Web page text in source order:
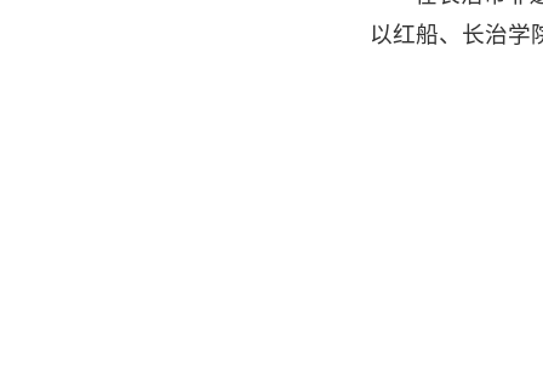
以红船、长治学